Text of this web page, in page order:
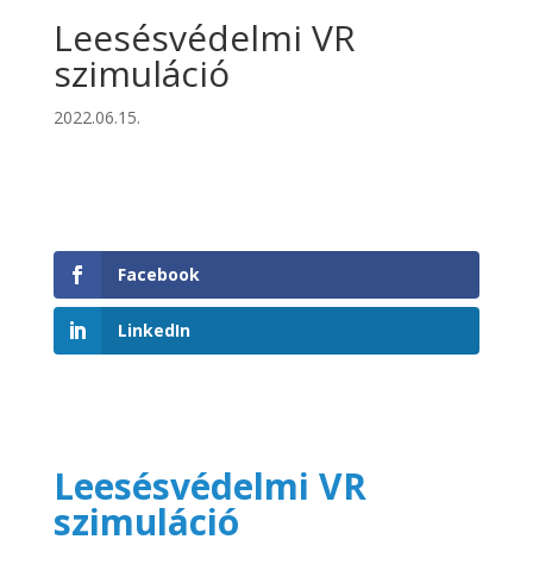
Leesésvédelmi VR
szimuláció
2022.06.15.
Facebook
LinkedIn
Leesésvédelmi VR
szimuláció